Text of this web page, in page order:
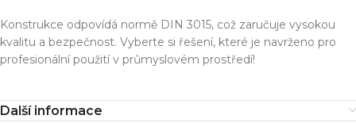
Konstrukce odpovídá normě DIN 3015, což zaručuje vysokou
kvalitu a bezpečnost. Vyberte si řešení, které je navrženo pro
profesionální použití v průmyslovém prostředí!
Další informace